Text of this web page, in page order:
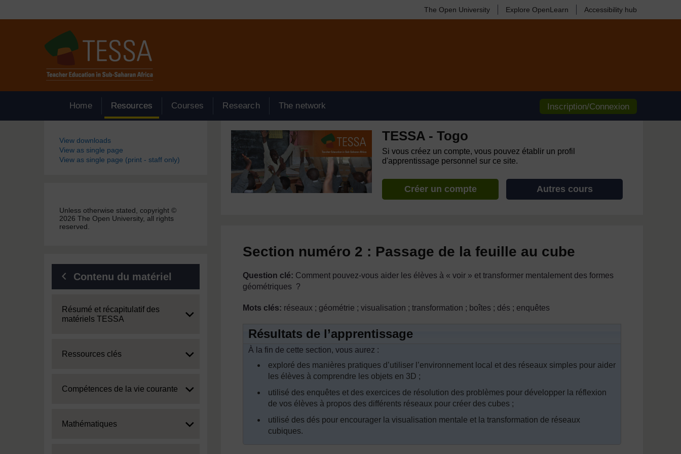
The Open University Explore OpenLearn Accessibility hub
Home Resources Courses Research The network Inscription/Connexion
Blocs
View downloads
View as single page
View as single page (print - staff only)
Unless otherwise stated, copyright ©
2026 The Open University, all rights
reserved.
Contenu du matériel
Expand
Résumé et récapitulatif des
matériels TESSA
Expand
Ressources clés
Expand
Compétences de la vie courante
Expand
Mathématiques
TESSA - Togo
Si vous créez un compte, vous pouvez établir un profil
d'apprentissage personnel sur ce site.
Créer un compte Autres cours
Section numéro 2 : Passage de la feuille au cube
Question clé: Comment pouvez-vous aider les élèves à « voir » et transformer mentalement des formes
géométriques ?
Mots clés: réseaux ; géométrie ; visualisation ; transformation ; boîtes ; dés ; enquêtes
Résultats de l’apprentissage
À la fin de cette section, vous aurez :
exploré des manières pratiques d’utiliser l’environnement local et des réseaux simples pour aider
les élèves à comprendre les objets en 3D ;
utilisé des enquêtes et des exercices de résolution des problèmes pour développer la réflexion
de vos élèves à propos des différents réseaux pour créer des cubes ;
utilisé des dés pour encourager la visualisation mentale et la transformation de réseaux
cubiques.